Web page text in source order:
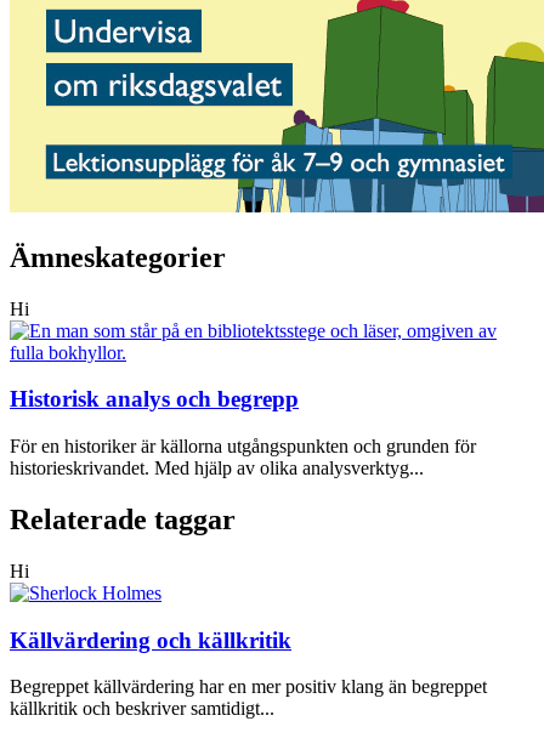
Ämneskategorier
Hi
Historisk analys och begrepp
För en historiker är källorna utgångspunkten och grunden för
historieskrivandet. Med hjälp av olika analysverktyg...
Relaterade taggar
Hi
Källvärdering och källkritik
Begreppet källvärdering har en mer positiv klang än begreppet
källkritik och beskriver samtidigt...